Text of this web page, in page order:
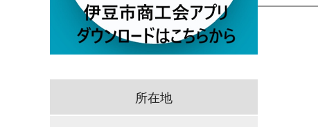
所在地